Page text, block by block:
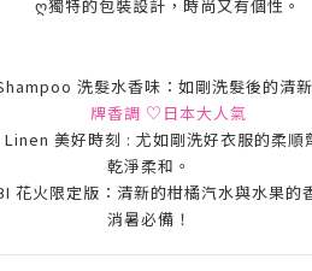
ღ獨特的包裝設計，時尚又有個性。
洗髮水香味：如剛洗髮後的清
牌香調 ♡日本大人氣
美好時刻 : 尤如剛洗好衣服的柔順
乾淨柔和。
花火限定版：清新的柑橘汽水與水果的
消暑必備！